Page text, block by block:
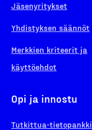
Jäsenyritykset
Yhdistyksen säännöt
Merkkien kriteerit ja
käyttöehdot
Opi ja innostu
Tutkittua-tietopankki